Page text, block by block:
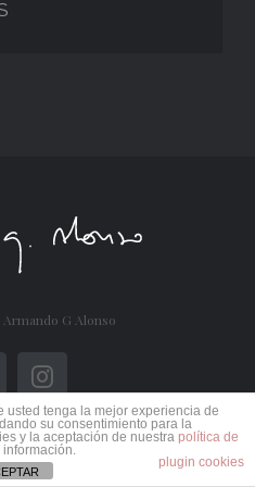
Armando G Alonso
TwitterInstagram
usted tenga la mejor experiencia de
su consentimiento para la
y la aceptación de nuestra política de
información.
plugin cookies